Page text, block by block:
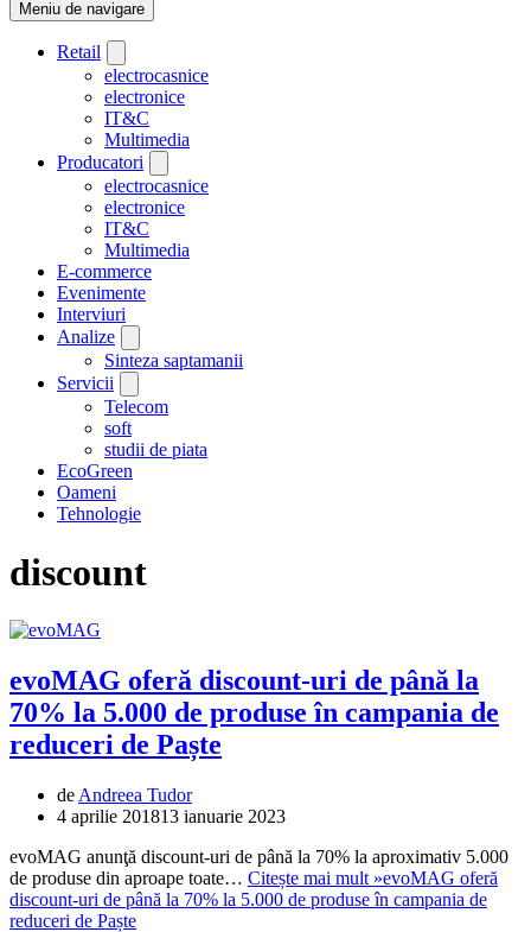
Meniu de navigare
Retail
electrocasnice
electronice
IT&C
Multimedia
Producatori
electrocasnice
electronice
IT&C
Multimedia
E-commerce
Evenimente
Interviuri
Analize
Sinteza saptamanii
Servicii
Telecom
soft
studii de piata
EcoGreen
Oameni
Tehnologie
discount
evoMAG oferă discount-uri de până la
70% la 5.000 de produse în campania de
reduceri de Paște
de Andreea Tudor
4 aprilie 201813 ianuarie 2023
evoMAG anunţă discount-uri de până la 70% la aproximativ 5.000
de produse din aproape toate… Citește mai mult »evoMAG oferă
discount-uri de până la 70% la 5.000 de produse în campania de
reduceri de Paște